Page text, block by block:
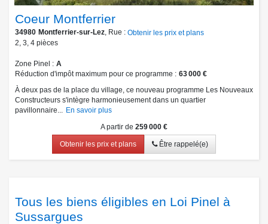
Coeur Montferrier
34980 Montferrier-sur-Lez , Rue : Obtenir les prix et plans
2 3 4 pièces
Zone Pinel
A
Réduction d'impôt maximum pour ce programme
63 000 €
À deux pas de la place du village, ce nouveau programme Les Nouveaux
Constructeurs s'intègre harmonieusement dans un quartier
pavillonnaire...
En savoir plus
A partir de 259 000 €
Obtenir les prix et plans Être rappelé(e)
Tous les biens éligibles en Loi Pinel à
Sussargues